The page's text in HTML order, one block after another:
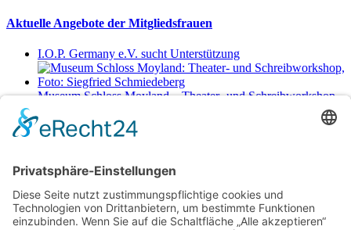
Aktuelle Angebote der Mitgliedsfrauen
I.O.P. Germany e.V. sucht Unterstützung
Museum Schloss Moyland – Theater- und Schreibworkshop
Netzwerkerinnen
Login für Mitglieder
Noch kein Mitglied im unternehmerinnen forum niederrhein?
gibt es weitere Informationen.